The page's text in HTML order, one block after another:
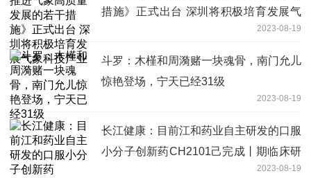
措施》正式出台 深圳将积极培育发展气
2023-08-19
斗罗：木槿和周漪赌一块魂骨，南门允儿
惊艳登场，宁天已经31级
2023-08-19
长江健康：目前江和药业自主研发的口服
小分子创新药CH2101己完成丨期临床研
2023-08-19